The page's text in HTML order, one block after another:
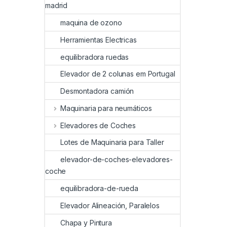
madrid
maquina de ozono
Herramientas Electricas
equilibradora ruedas
Elevador de 2 colunas em Portugal
Desmontadora camión
Maquinaria para neumáticos
Elevadores de Coches
Lotes de Maquinaria para Taller
elevador-de-coches-elevadores-
coche
equilibradora-de-rueda
Elevador Alineación, Paralelos
Chapa y Pintura